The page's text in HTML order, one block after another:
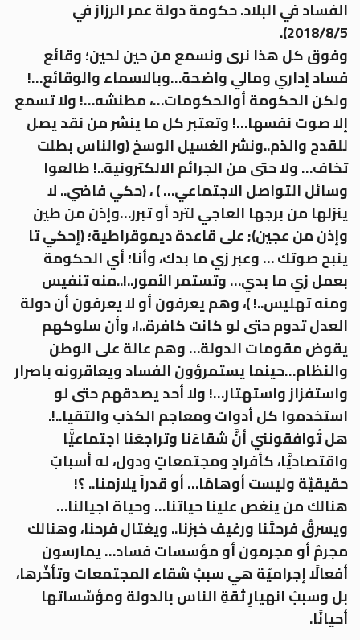
الفساد في البلاد. حكومة دولة عمر الرزاز في
2018/8/5).
وفوق كل هذا نرى ونسمع من حين لحين؛ وقائع
فساد إداري ومالي واضحة…وبالاسماء والوقائع…!
ولكن الحكومة أوالحكومات…، مطنشه…! ولا تسمع
إلا صوت نفسها…! وتعتبر كل ما ينشر من نقد يصل
للقدح والذم..ونشر الغسيل الوسخ (والناس بطلت
تخاف… ولا حتى من الجرائم الالكترونية..! طالعوا
وسائل التواصل الاجتماعي… ) ، (حكي فاضي.. لا
ينزلها من برجها العاجي لترد أو تبرر…وإذن من طين
وإذن من عجين); على قاعدة ديموقراطية؛ (إحكي تا
ينبح صوتك … وعبر زي ما بدك، وأنا؛ أي الحكومة
بعمل زي ما بدي… وتستمر الأمور..!..منه تنفيس
ومنه تهليس..! )، وهم يعرفون أو لا يعرفون أن دولة
العدل تدوم حتى لو كانت كافرة..!، وأن سلوكهم
يقوض مقومات الدولة… وهم عالة على الوطن
والنظام…حينما يستمرؤون الفساد ويعاقرونه باصرار
واستفزاز واستهتار…! ولا أحد يصدقهم حتى لو
استخدموا كل أدوات ومعاجم الكذب والتقيا..!.
هل تُوافقونني أنَّ شقاءَنا وتراجعَنا اجتماعيًّا
واقتصاديًّا، كأفرادٍ ومجتمعاتٍ ودول، له أسبابٌ
حقيقيّة وليست أوهامًا… أو قدراً يلازمنا.. ؟!
هنالك مَن ينغص علينا حياتنا… وحياة اجيالنا…
ويسرقُ فرحتَنا ورغيفَ خبزِنا.. ويغتال فرحنا، وهنالك
مجرمٌ أو مجرمون أو مؤسسات فساد… يمارسون
أفعالًا إجراميّة هي سببُ شقاءِ المجتمعات وتأخّرها،
بل وسببُ انهيارِ ثقةِ الناس بالدولة ومؤسّساتها
أحيانًا.